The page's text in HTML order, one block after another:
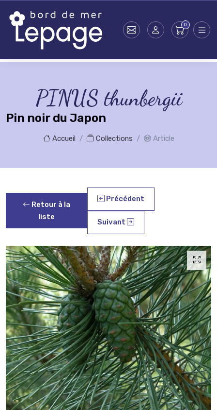
PINUS thunbergii
Pin noir du Japon
Accueil Collections Article
Retour à la
liste
Précédent
Suivant